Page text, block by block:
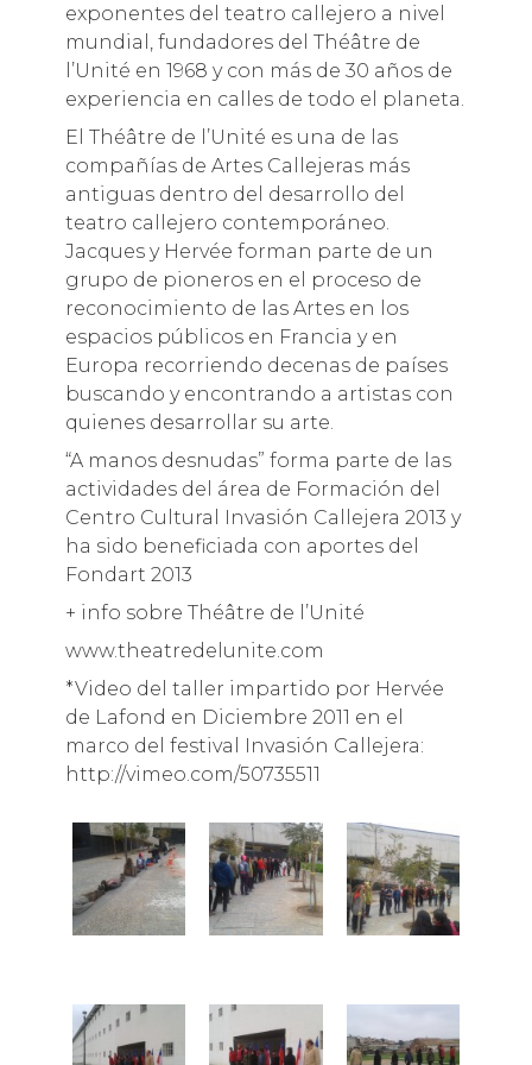
exponentes del teatro callejero a nivel
mundial, fundadores del Théâtre de
l’Unité en 1968 y con más de 30 años de
experiencia en calles de todo el planeta.
El Théâtre de l’Unité es una de las
compañías de Artes Callejeras más
antiguas dentro del desarrollo del
teatro callejero contemporáneo.
Jacques y Hervée forman parte de un
grupo de pioneros en el proceso de
reconocimiento de las Artes en los
espacios públicos en Francia y en
Europa recorriendo decenas de países
buscando y encontrando a artistas con
quienes desarrollar su arte.
“A manos desnudas” forma parte de las
actividades del área de Formación del
Centro Cultural Invasión Callejera 2013 y
ha sido beneficiada con aportes del
Fondart 2013
+ info sobre Théâtre de l’Unité
www.theatredelunite.com
*Video del taller impartido por Hervée
de Lafond en Diciembre 2011 en el
marco del festival Invasión Callejera:
http://vimeo.com/50735511